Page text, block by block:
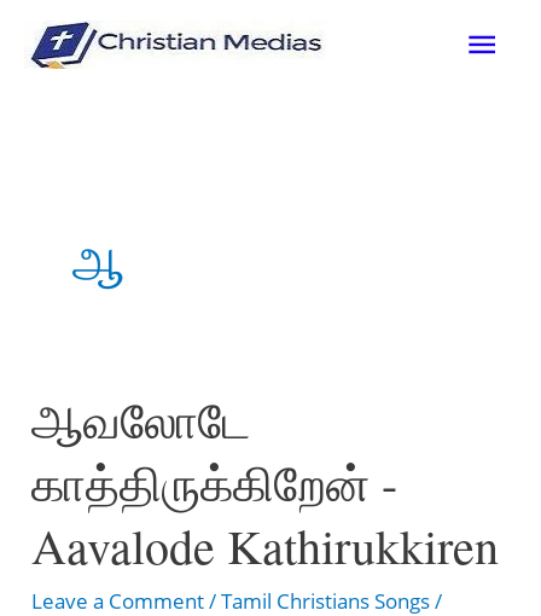
ஆ
ஆவலோடே
காத்திருக்கிறேன் -
Aavalode Kathirukkiren
Leave a Comment/Tamil Christians Songs/